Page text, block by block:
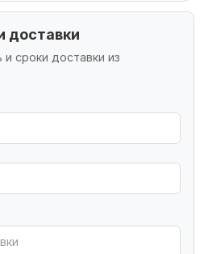
доставки
сроки доставки из